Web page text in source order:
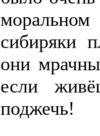
сибиряки
они
если
поджечь!